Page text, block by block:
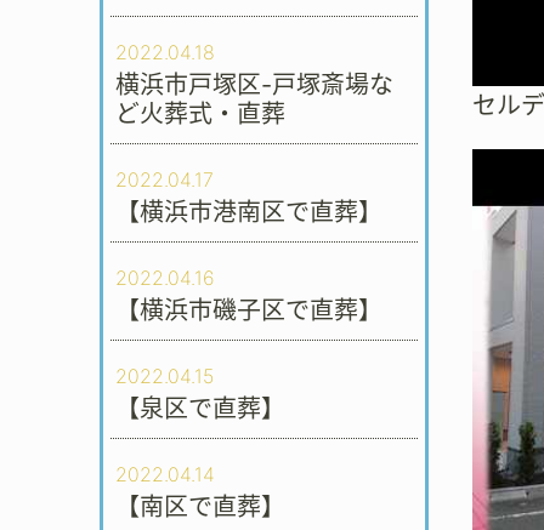
2022.04.18
横浜市戸塚区-戸塚斎場な
ど火葬式・直葬
2022.04.17
【横浜市港南区で直葬】
2022.04.16
【横浜市磯子区で直葬】
2022.04.15
【泉区で直葬】
2022.04.14
【南区で直葬】
セル